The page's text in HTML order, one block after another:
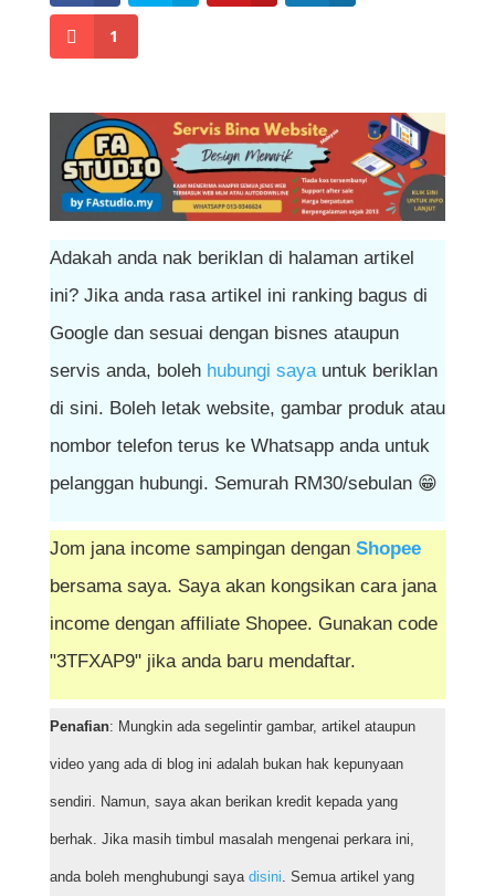
1
Adakah anda nak beriklan di halaman artikel
ini? Jika anda rasa artikel ini ranking bagus di
Google dan sesuai dengan bisnes ataupun
servis anda, boleh hubungi sayauntuk beriklan
di sini. Boleh letak website, gambar produk atau
nombor telefon terus ke Whatsapp anda untuk
pelanggan hubungi. Semurah RM30/sebulan 😁
Jom jana income sampingan dengan Shopee
bersama saya. Saya akan kongsikan cara jana
income dengan affiliate Shopee. Gunakan code
"3TFXAP9" jika anda baru mendaftar.
Penafian: Mungkin ada segelintir gambar, artikel ataupun
video yang ada di blog ini adalah bukan hak kepunyaan
sendiri. Namun, saya akan berikan kredit kepada yang
berhak. Jika masih timbul masalah mengenai perkara ini,
anda boleh menghubungi saya disini. Semua artikel yang